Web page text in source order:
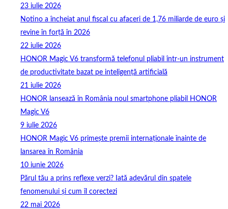
23 iulie 2026
Notino a încheiat anul fiscal cu afaceri de 1,76 miliarde de euro și
revine în forță în 2026
22 iulie 2026
HONOR Magic V6 transformă telefonul pliabil într-un instrument
de productivitate bazat pe inteligență artificială
21 iulie 2026
HONOR lansează în România noul smartphone pliabil HONOR
Magic V6
9 iulie 2026
HONOR Magic V6 primește premii internaționale înainte de
lansarea în România
10 iunie 2026
Părul tău a prins reflexe verzi? Iată adevărul din spatele
fenomenului și cum îl corectezi
22 mai 2026